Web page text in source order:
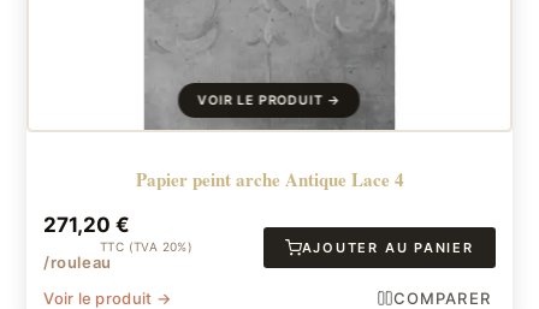
Papier peint arche Antique Lace 4
271,20€
TTC (TVA 20%)
/rouleau
AJOUTER AU PANIER
Voir le produit → COMPARER